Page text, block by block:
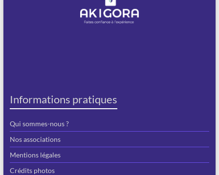
Informations pratiques
Qui sommes-nous ?
Nos associations
Mentions légales
Crédits photos